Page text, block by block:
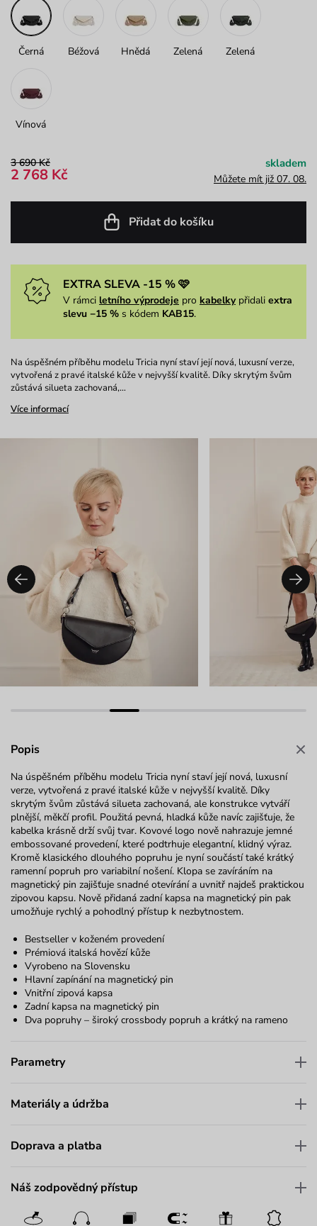
Černá Béžová Hnědá Zelená Zelená
Vínová
3 690 Kč
2 768 Kč
skladem
Můžete mít již 07. 08.
Přidat do košíku
EXTRA SLEVA -15 % 🩷
V rámci letního výprodeje pro kabelkypřidali extra
slevu −15 % s kódem KAB15.
Na úspěšném příběhu modelu Tricia nyní staví její nová, luxusní verze,
vytvořená z pravé italské kůže v nejvyšší kvalitě. Díky skrytým švům
zůstává silueta zachovaná,…
Více informací
Popis
Na úspěšném příběhu modelu Tricia nyní staví její nová, luxusní
verze, vytvořená z pravé italské kůže v nejvyšší kvalitě. Díky
skrytým švům zůstává silueta zachovaná, ale konstrukce vytváří
plnější, měkčí profil. Použitá pevná, hladká kůže navíc zajišťuje, že
kabelka krásně drží svůj tvar. Kovové logo nově nahrazuje jemné
embossované provedení, které podtrhuje elegantní, klidný výraz.
Kromě klasického dlouhého popruhu je nyní součástí také krátký
ramenní popruh pro variabilní nošení. Klopa se zavíráním na
magnetický pin zajišťuje snadné otevírání a uvnitř najdeš praktickou
zipovou kapsu. Nově přidaná zadní kapsa na magnetický pin pak
umožňuje rychlý a pohodlný přístup k nezbytnostem.
Bestseller v koženém provedení
Prémiová italská hovězí kůže
Vyrobeno na Slovensku
Hlavní zapínání na magnetický pin
Vnitřní zipová kapsa
Zadní kapsa na magnetický pin
Dva popruhy – široký crossbody popruh a krátký na rameno
Parametry
Materiály a údržba
Doprava a platba
Náš zodpovědný přístup